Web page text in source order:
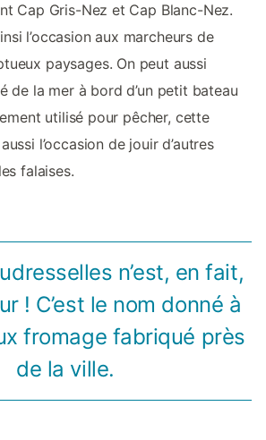
Cap Gris-Nez et Cap Blanc-Nez.
l’occasion aux marcheurs de
paysages. On peut aussi
de la mer à bord d’un petit bateau
utilisé pour pêcher, cette
l’occasion de jouir d’autres
falaises.
n’est, en fait,
! C’est le nom donné à
fromage fabriqué près
de la ville.